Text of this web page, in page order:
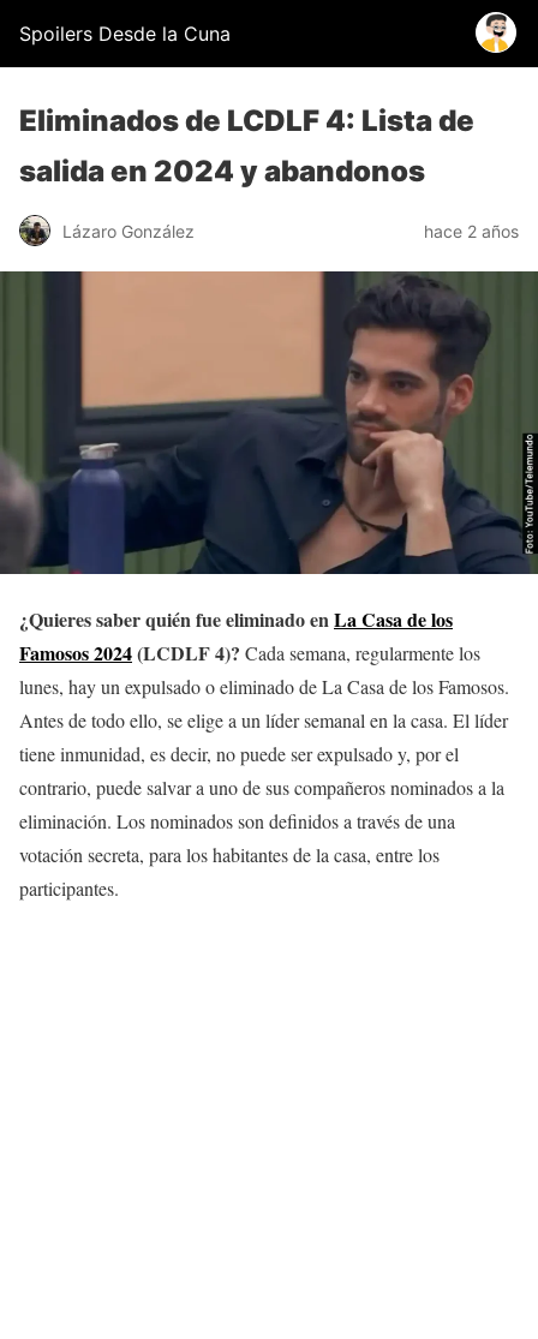
Spoilers Desde la Cuna
Eliminados de LCDLF 4: Lista de
salida en 2024 y abandonos
Lázaro González hace 2 años
¿Quieres saber quién fue eliminado enLa Casa de los
Famosos 2024(LCDLF 4)? Cada semana, regularmente los
lunes, hay un expulsado o eliminado de La Casa de los Famosos.
Antes de todo ello, se elige a un líder semanal en la casa. El líder
tiene inmunidad, es decir, no puede ser expulsado y, por el
contrario, puede salvar a uno de sus compañeros nominados a la
eliminación. Los nominados son definidos a través de una
votación secreta, para los habitantes de la casa, entre los
participantes.